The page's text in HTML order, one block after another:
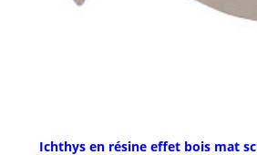
Ichthys en résine effet bois mat